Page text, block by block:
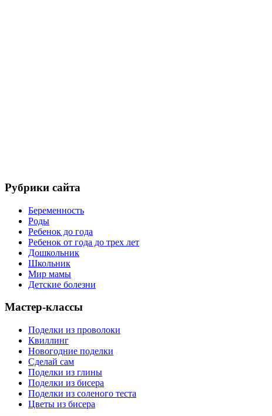
Рубрики сайта
Беременность
Роды
Ребенок до года
Ребенок от года до трех лет
Дошкольник
Школьник
Мир мамы
Детские болезни
Мастер-классы
Поделки из проволоки
Квиллинг
Новогодние поделки
Сделай сам
Поделки из глины
Поделки из бисера
Поделки из соленого теста
Цветы из бисера